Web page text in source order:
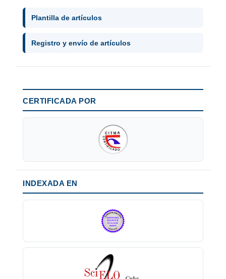
Plantilla de artículos
Registro y envío de artículos
CERTIFICADA POR
INDEXADA EN